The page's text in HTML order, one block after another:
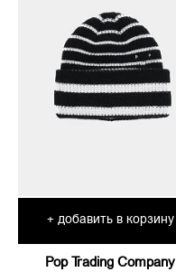
+ добавить в корзину
Pop Trading Company